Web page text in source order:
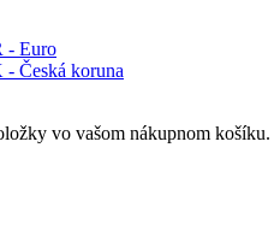
- Euro
Česká koruna
vo vašom nákupnom košíku.